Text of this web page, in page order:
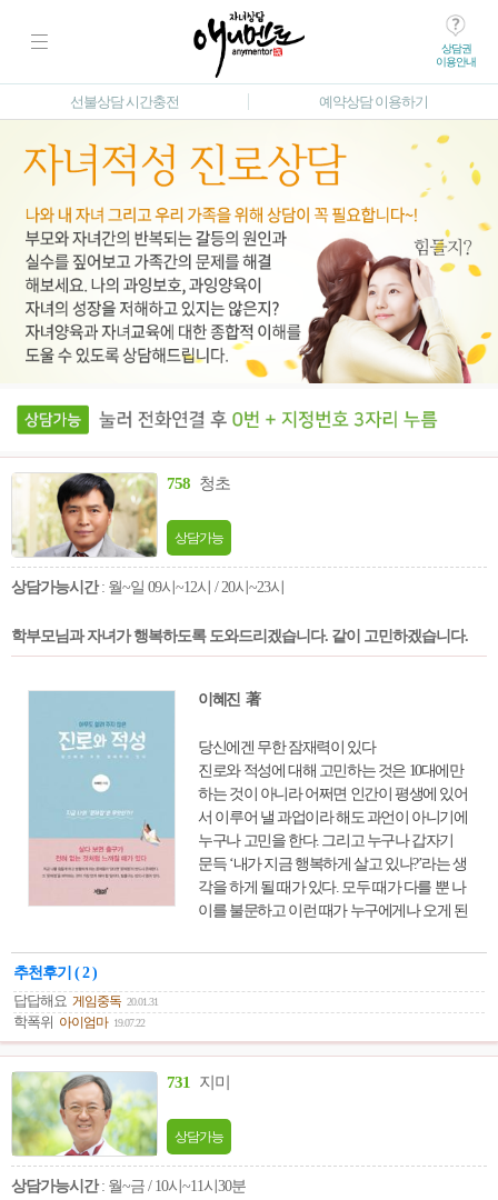
상담권
이용안내
선불상담 시간충전 예약상담 이용하기
758 청초
상담가능
상담가능시간: 월~일 09시~12시 / 20시~23시
학부모님과 자녀가 행복하도록 도와드리겠습니다. 같이 고민하겠습니다.
이혜진 著
당신에겐 무한 잠재력이 있다
진로와 적성에 대해 고민하는 것은 10대에만
하는 것이 아니라 어쩌면 인간이 평생에 있어
서 이루어 낼 과업이라 해도 과언이 아니기에
누구나 고민을 한다. 그리고 누구나 갑자기
문득 ‘내가 지금 행복하게 살고 있나?’라는 생
각을 하게 될 때가 있다. 모두 때가 다를 뿐 나
이를 불문하고 이런 때가 누구에게나 오게 된
은 평생에 걸쳐서 완성이 되는 인간의 당연한
이 사람들은 다른 사람들보다 더 먼저 이 고
고민에 빠지게 될 수 있기 때문이다. 이러한
인식의 전환만으로도 이들은 더 편안하게 자
신에 대해 생각하고 유연하게 대처해 나갈 수
있게 될 것이다.
추천후기 ( 2 )
답답해요 게임중독 20.01.31
학폭위 아이엄마 19.07.22
731 지미
상담가능
상담가능시간: 월~금 / 10시~11시30분